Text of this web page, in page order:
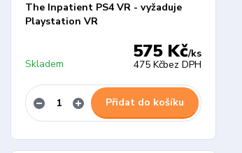
The Inpatient PS4 VR - vyžaduje
Playstation VR
575 Kč/ks
475 Kčbez DPH
Skladem
Přidat do košíku